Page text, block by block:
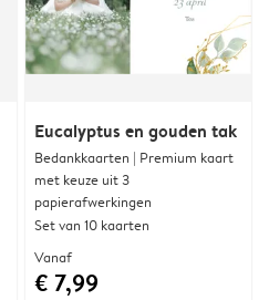
Eucalyptus en gouden tak
Bedankkaarten | Premium kaart
met keuze uit 3
papierafwerkingen
Set van 10 kaarten
Vanaf
€ 7,99